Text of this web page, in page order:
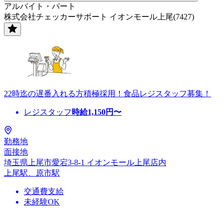
アルバイト・パート
株式会社チェッカーサポート イオンモール上尾(7427)
22時迄の遅番入れる方積極採用！食品レジスタッフ募集！
レジスタッフ 時給1,150円〜
勤務地
面接地
埼玉県上尾市愛宕3-8-1 イオンモール上尾店内
上尾駅、原市駅
交通費支給
未経験OK